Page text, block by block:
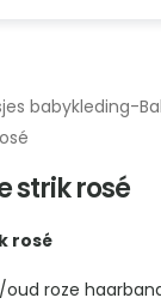
babykleding-
strik rosé
rosé
roze